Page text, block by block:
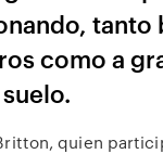
tanto
como a
quien